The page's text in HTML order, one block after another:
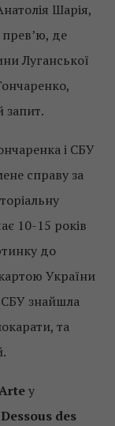
Шарія,
прев’ю, де
Луганської
запит.
і СБУ
справу за
10-15 років
до
України
знайшла
та
у
des